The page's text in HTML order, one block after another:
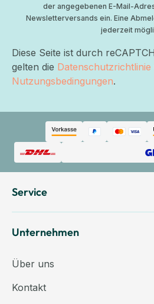
der angegebenen E-Mail-
Newsletterversands ein. Eine
jederzeit
Diese Seite ist durch
gelten die Datenschutzrichtlinie
Nutzungsbedingungen.
Service
Unternehmen
Über uns
Kontakt